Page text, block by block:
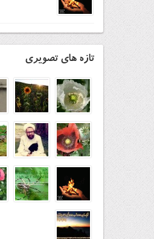
تازه های تصویری